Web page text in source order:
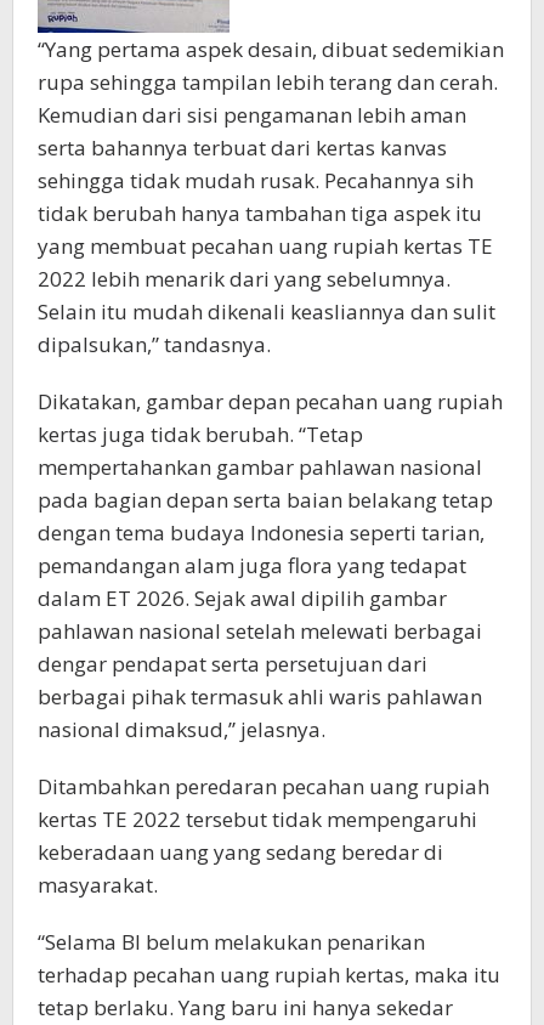
“Yang pertama aspek desain, dibuat sedemikian
rupa sehingga tampilan lebih terang dan cerah.
Kemudian dari sisi pengamanan lebih aman
serta bahannya terbuat dari kertas kanvas
sehingga tidak mudah rusak. Pecahannya sih
tidak berubah hanya tambahan tiga aspek itu
yang membuat pecahan uang rupiah kertas TE
2022 lebih menarik dari yang sebelumnya.
Selain itu mudah dikenali keasliannya dan sulit
dipalsukan,” tandasnya.
Dikatakan, gambar depan pecahan uang rupiah
kertas juga tidak berubah. “Tetap
mempertahankan gambar pahlawan nasional
pada bagian depan serta baian belakang tetap
dengan tema budaya Indonesia seperti tarian,
pemandangan alam juga flora yang tedapat
dalam ET 2026. Sejak awal dipilih gambar
pahlawan nasional setelah melewati berbagai
dengar pendapat serta persetujuan dari
berbagai pihak termasuk ahli waris pahlawan
nasional dimaksud,” jelasnya.
Ditambahkan peredaran pecahan uang rupiah
kertas TE 2022 tersebut tidak mempengaruhi
keberadaan uang yang sedang beredar di
masyarakat.
“Selama BI belum melakukan penarikan
terhadap pecahan uang rupiah kertas, maka itu
tetap berlaku. Yang baru ini hanya sekedar